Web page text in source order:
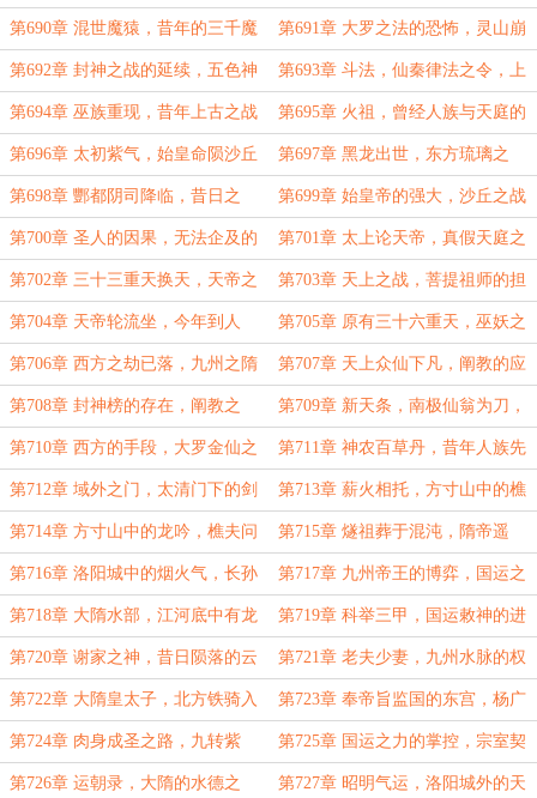
长安传法，燧人氏将至灵山！ 提祖师要救猴子！
第690章 混世魔猿，昔年的三千魔
神，燧人氏驾临灵山！
第691章 大罗之法的恐怖，灵山崩
塌，西方之劫在今日！
第692章 封神之战的延续，五色神
光，仙秦八法！
第693章 斗法，仙秦律法之令，上
古巫族秘术！
第694章 巫族重现，昔年上古之战
的隐秘，如来欲成圣！
第695章 火祖，曾经人族与天庭的
约定，如来留下的后手！
第696章 太初紫气，始皇命陨沙丘
的真相，弥勒到来！
第697章 黑龙出世，东方琉璃之
主，正统之争！
第698章 酆都阴司降临，昔日之
战，因果了却！
第699章 始皇帝的强大，沙丘之战
的终结，阿弥陀佛陨落！
第700章 圣人的因果，无法企及的
境界，始皇之威！
第701章 太上论天帝，真假天庭之
主，天帝曾斩身无数次！
第702章 三十三重天换天，天帝之
陨，圣人驾临！
第703章 天上之战，菩提祖师的担
忧，薪火将烬！
第704章 天帝轮流坐，今年到人
族，最古老的天帝！
第705章 原有三十六重天，巫妖之
后，天地大变！
第706章 西方之劫已落，九州之隋
的变数仍在，嬴政的选择！
第707章 天上众仙下凡，阐教的应
对，截教生机！
第708章 封神榜的存在，阐教之
谋，昔日人王之子！
第709章 新天条，南极仙翁为刀，
西方来人！
第710章 西方的手段，大罗金仙之
上的存在，元始道旧友！
第711章 神农百草丹，昔年人族先
贤，今朝天上散仙！
第712章 域外之门，太清门下的剑
仙，火祖托付的传承！
第713章 薪火相托，方寸山中的樵
夫，昔日曾射落九日！
第714章 方寸山中的龙吟，樵夫问
道，薪火烧混沌！
第715章 燧祖葬于混沌，隋帝遥
拜，洛阳城的新气象
第716章 洛阳城中的烟火气，长孙
家的女儿，龙脉之气
第717章 九州帝王的博弈，国运之
力，九州之局
第718章 大隋水部，江河底中有龙
王，年轻隋帝与九州神祇！
第719章 科举三甲，国运敕神的进
士，谢家的魄力！
第720章 谢家之神，昔日陨落的云
中真君，国运敕封！
第721章 老夫少妻，九州水脉的权
柄，龙族为隐患！
第722章 大隋皇太子，北方铁骑入
洛阳，三甲所敕神位！
第723章 奉帝旨监国的东宫，杨广
将动身，朝会冲突！
第724章 肉身成圣之路，九转紫
罡，宗室们的嫉恨！
第725章 国运之力的掌控，宗室契
诏，杨玄感的突破！
第726章 运朝录，大隋的水德之 第727章 昭明气运，洛阳城外的天